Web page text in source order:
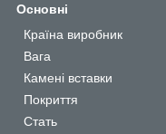
Основні
Країна виробник
Вага
Камені вставки
Покриття
Стать